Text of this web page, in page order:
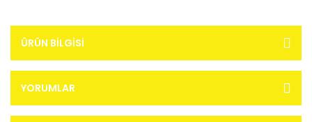
ÜRÜN BILGISI
YORUMLAR